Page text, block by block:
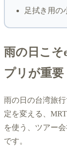
足拭き用の
雨の日こそ
プリが重要
雨の日の台湾旅
定を変える、
を使う、ツアー
です。